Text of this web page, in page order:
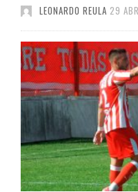
LEONARDO REULA 29